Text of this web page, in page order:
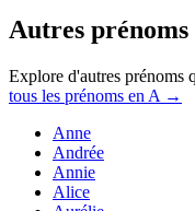
Autres prénoms
Explore d'autres prénoms
tous les prénoms en A →
Anne
Andrée
Annie
Alice